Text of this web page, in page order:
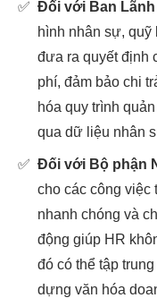
✅ Đối với Ban Lãnh
hình nhân sự,
đưa ra quyết định
phí, đảm bảo chi
hóa quy trình
qua dữ liệu nhân
✅ Đối với Bộ phận
cho các công việc
nhanh chóng và
động giúp HR
đó có thể tập
dựng văn hóa